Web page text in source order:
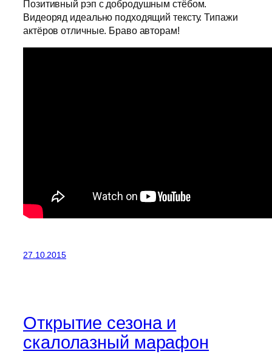
Позитивный рэп с добродушным стёбом.
Видеоряд идеально подходящий тексту. Типажи
актёров отличные. Браво авторам!
27.10.2015
Открытие сезона и
скалолазный марафон